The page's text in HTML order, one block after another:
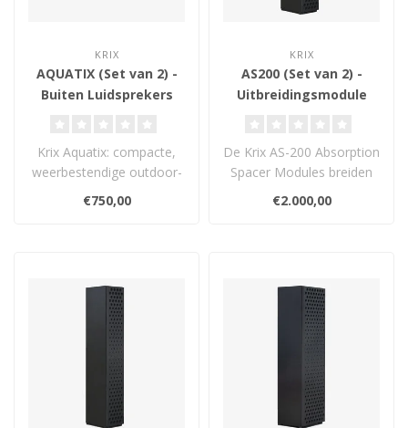
KRIX
AQUATIX (Set van 2) -
Buiten Luidsprekers
Krix Aquatix: compacte,
weerbestendige outdoor-
speakers met 5″ woofer
en 22 mm..
€750,00
KRIX
AS200 (Set van 2) -
Uitbreidingsmodule
De Krix AS-200 Absorption
Spacer Modules breiden
MX-20, MX-30 en MX-40
systemen ..
€2.000,00